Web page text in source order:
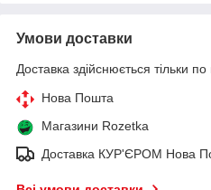
Умови доставки
Доставка здійснюється тільки по
Нова Пошта
Магазини Rozetka
Доставка КУР'ЄРОМ Нова